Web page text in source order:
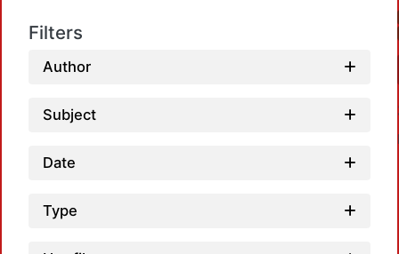
Filters
Author
Subject
Date
Type